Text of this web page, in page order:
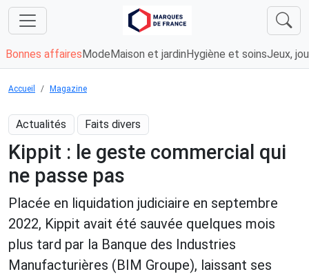
Bonnes affaires Mode Maison et jardin Hygiène et soinsJeux,
Accueil Magazine
Actualités Faits divers
Kippit : le geste commercial qui
ne passe pas
Placée en liquidation judiciaire en septembre
2022, Kippit avait été sauvée quelques mois
plus tard par la Banque des Industries
Manufacturières (BIM Groupe), laissant ses